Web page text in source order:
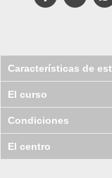
Características de
El curso
Condiciones
El centro